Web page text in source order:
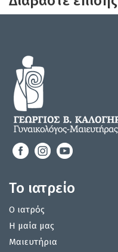
Το ιατρείο
Ο ιατρός
Η μαία μας
Μαιευτήρια